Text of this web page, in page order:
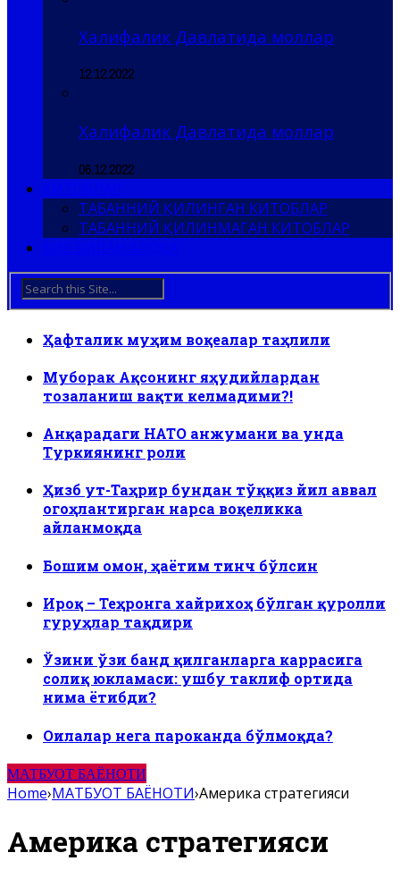
Халифалик Давлатида моллар
12.12.2022
Халифалик Давлатида моллар
06.12.2022
ТАБАННИЙ ҚИЛИНГАН КИТОБЛАР
ТАБАННИЙ ҚИЛИНМАГАН КИТОБЛАР
Ҳафталик муҳим воқеалар таҳлили
Муборак Ақсонинг яҳудийлардан
тозаланиш вақти келмадими?!
Анқарадаги НАТО анжумани ва унда
Туркиянинг роли
Ҳизб ут-Таҳрир бундан тўққиз йил аввал
огоҳлантирган нарса воқеликка
айланмоқда
Бошим омон, ҳаётим тинч бўлсин
Ироқ – Теҳронга хайрихоҳ бўлган қуролли
гуруҳлар тақдири
Ўзини ўзи банд қилганларга каррасига
солиқ юкламаси: ушбу таклиф ортида
нима ётибди?
Оилалар нега пароканда бўлмоқда?
МАТБУОТ БАЁНОТИ
Home›МАТБУОТ БАЁНОТИ›Америка стратегияси
Америка стратегияси